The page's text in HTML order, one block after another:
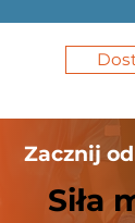
Zacznij
Siła